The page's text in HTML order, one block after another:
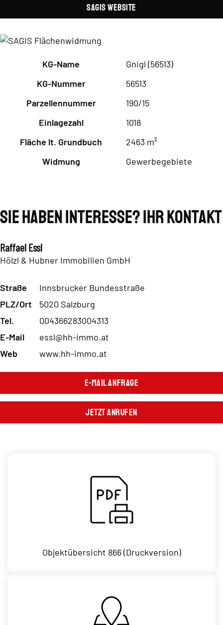
SAGIS Website
KG-Name
Gnigl (56513)
KG-Nummer
56513
Parzellennummer
190/15
Einlagezahl
1018
Fläche lt. Grundbuch
2463 m²
Widmung
Gewerbegebiete
Sie haben Interesse? Ihr Kontakt
Raffael Essl
Hölzl & Hubner Immobilien GmbH
Straße
Innsbrucker Bundesstraße
PLZ/Ort
5020 Salzburg
Tel.
004366283004313
E-Mail
essl@hh-immo.at
Web
www.hh-immo.at
E-Mail Anfrage
Jetzt Anrufen
Objektübersicht 866 (Druckversion)